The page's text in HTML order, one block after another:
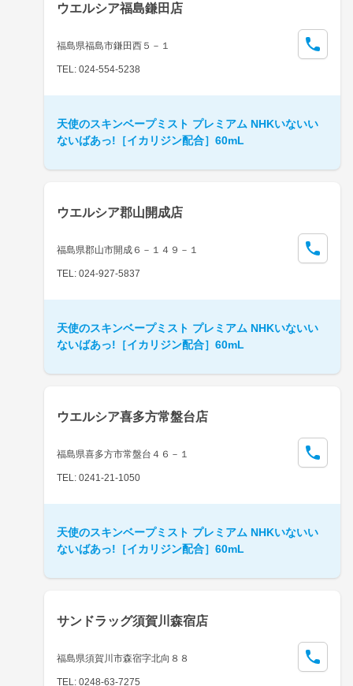
ウエルシア福島鎌田店
福島県福島市鎌田西５－１
TEL: 024-554-5238
天使のスキンベープミスト プレミアム NHKいないい
ないばあっ!［イカリジン配合］60mL
ウエルシア郡山開成店
福島県郡山市開成６－１４９－１
TEL: 024-927-5837
天使のスキンベープミスト プレミアム NHKいないい
ないばあっ!［イカリジン配合］60mL
ウエルシア喜多方常盤台店
福島県喜多方市常盤台４６－１
TEL: 0241-21-1050
天使のスキンベープミスト プレミアム NHKいないい
ないばあっ!［イカリジン配合］60mL
サンドラッグ須賀川森宿店
福島県須賀川市森宿字北向８８
TEL: 0248-63-7275